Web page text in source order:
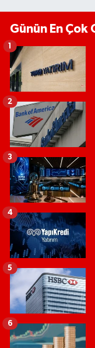
Günün En
1
2
3
4
5
6